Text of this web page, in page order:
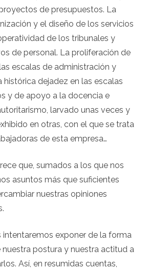
de presupuestos. La
y el diseño de los servicios
de los tribunales y
de personal. La proliferación de
escalas de administración y
histórica dejadez en las escalas
y de apoyo a la docencia e
larvado unas veces y
en otras, con el que se trata
de esta empresa…
que, sumados a los que nos
asuntos más que suficientes
nuestras opiniones
exponer de la forma
postura y nuestra actitud a
Así, en resumidas cuentas,